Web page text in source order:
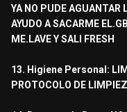
YA NO PUDE
AYUDO A SACARME
ME.LAVE Y SALI FRESH
13. Higiene Personal:
PROTOCOLO DE